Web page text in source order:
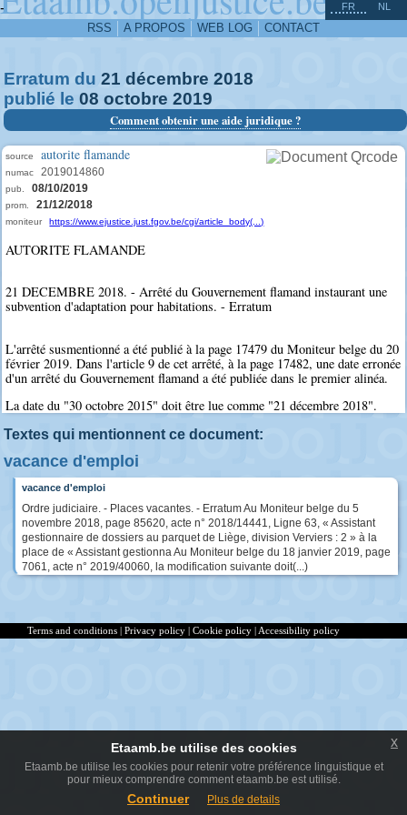
-
RSS A PROPOS WEB LOG CONTACT
FR NL
Erratum du 21 décembre 2018
publié le 08 octobre 2019
Comment obtenir une aide juridique ?
source autorite flamande
numac 2019014860
pub. 08/10/2019
prom. 21/12/2018
moniteur https://www.ejustice.just.fgov.be/cgi/article_body(...)
AUTORITE FLAMANDE
21 DECEMBRE 2018. - Arrêté du Gouvernement flamand instaurant une
subvention d'adaptation pour habitations. - Erratum
L'arrêté susmentionné a été publié à la page 17479 du Moniteur belge du 20
février 2019. Dans l'article 9 de cet arrêté, à la page 17482, une date erronée
d'un arrêté du Gouvernement flamand a été publiée dans le premier alinéa.
La date du "30 octobre 2015" doit être lue comme "21 décembre 2018".
Textes qui mentionnent ce document:
vacance d'emploi
vacance d'emploi
Ordre judiciaire. - Places vacantes. - Erratum Au Moniteur belge du 5
novembre 2018, page 85620, acte n° 2018/14441, Ligne 63, « Assistant
gestionnaire de dossiers au parquet de Liège, division Verviers : 2 » à la
place de « Assistant gestionna Au Moniteur belge du 18 janvier 2019, page
7061, acte n° 2019/40060, la modification suivante doit(...)
^
Terms and conditions | Privacy policy | Cookie policy | Accessibility policy
Etaamb.be utilise des cookies
Etaamb.be utilise les cookies pour retenir votre préférence linguistique et
pour mieux comprendre comment etaamb.be est utilisé.
Continuer Plus de details
x